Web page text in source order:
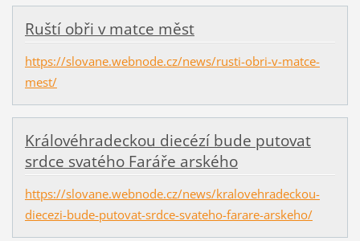
Ruští obři v matce měst
https://slovane.webnode.cz/news/rusti-obri-v-matce-
mest/
Královéhradeckou diecézí bude putovat
srdce svatého Faráře arského
https://slovane.webnode.cz/news/kralovehradeckou-
diecezi-bude-putovat-srdce-svateho-farare-arskeho/